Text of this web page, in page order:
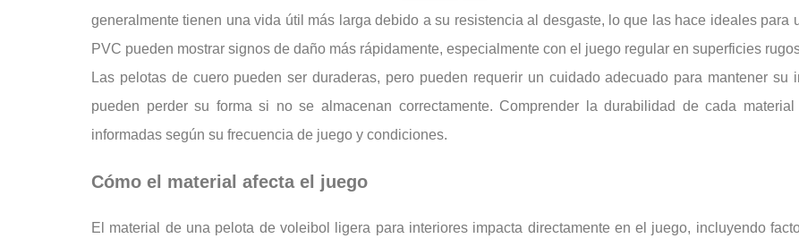
generalmente tienen una vida útil más larga debido a su resistencia al desgaste, lo que las hace ideales para
PVC pueden mostrar signos de daño más rápidamente, especialmente con el juego regular en superficies
Las pelotas de cuero pueden ser duraderas, pero pueden requerir un cuidado adecuado para mantener
pueden perder su forma si no se almacenan correctamente. Comprender la durabilidad de cada
informadas según su frecuencia de juego y condiciones.
Cómo el material afecta el juego
El material de una pelota de voleibol ligera para interiores impacta directamente en el juego, incluyendo